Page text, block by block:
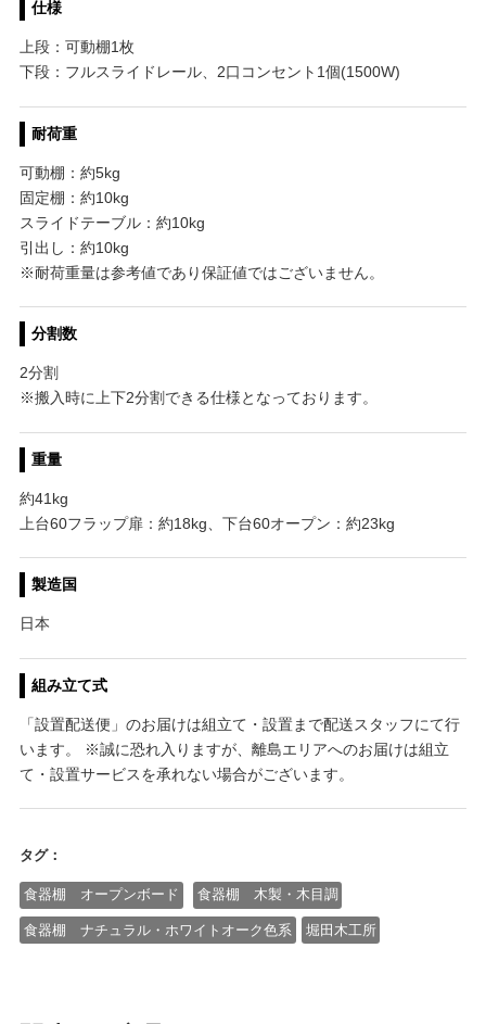
仕様
上段：可動棚1枚
下段：フルスライドレール、2口コンセント1個(1500W)
耐荷重
可動棚：約5kg
固定棚：約10kg
スライドテーブル：約10kg
引出し：約10kg
※耐荷重量は参考値であり保証値ではございません。
分割数
2分割
※搬入時に上下2分割できる仕様となっております。
重量
約41kg
上台60フラップ扉：約18kg、下台60オープン：約23kg
製造国
日本
組み立て式
「設置配送便」のお届けは組立て・設置まで配送スタッフにて行
います。 ※誠に恐れ入りますが、離島エリアへのお届けは組立
て・設置サービスを承れない場合がございます。
タグ：
食器棚 オープンボード 食器棚 木製・木目調
食器棚 ナチュラル・ホワイトオーク色系 堀田木工所